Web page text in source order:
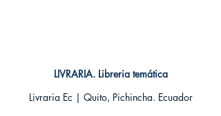
LIVRARIA. Libreria temática
Livraria Ec | Quito, Pichincha. Ecuador